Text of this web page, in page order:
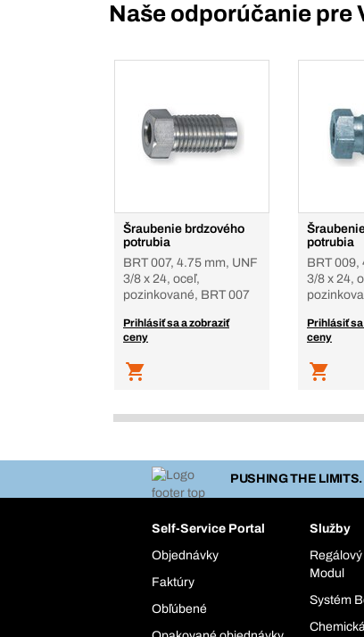
Naše odporúčanie pre
Šraubenie brdzového
potrubia
BRT 007, 4.75 mm, UNF
3/8 x 24, oceľ,
pozinkované, BRT 007
Prihlásiť sa a zobraziť
ceny
potrubia
BRT 009,
3/8 x 24,
Prihlásiť
ceny
PUSHING THE LIMITS.
Self-Service Portal
Objednávky
Faktúry
Obľúbené
Služby
Modul
Systém